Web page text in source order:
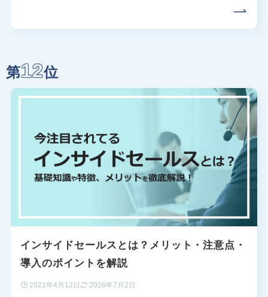
第12位
インサイドセールスとは？メリット・注意点・
導入のポイントを解説
2021年4月12日 2026年7月2日